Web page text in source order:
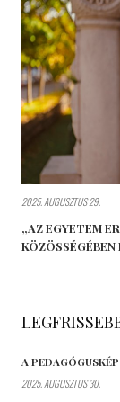
2025. AUGUSZTUS 29.
„AZ EGYETEM
KÖZÖSSÉGÉBEN
A
2025. AUGUSZTUS 30.